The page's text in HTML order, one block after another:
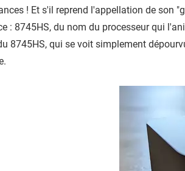
! Et s'il reprend l'appellation de son
: 8745HS, du nom du processeur qui
8745HS, qui se voit simplement